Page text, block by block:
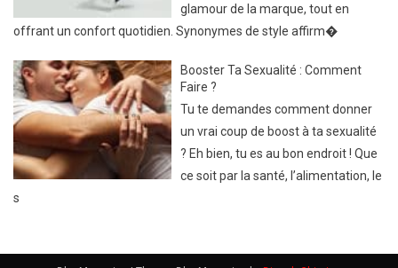
glamour de la marque, tout en
offrant un confort quotidien. Synonymes de style affirm�
Booster Ta Sexualité : Comment
Faire ?
Tu te demandes comment donner
un vrai coup de boost à ta sexualité
? Eh bien, tu es au bon endroit ! Que
ce soit par la santé, l’alimentation, le
s